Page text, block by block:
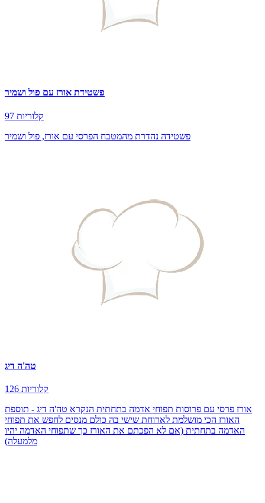
פשטידת אורז עם פול ושמיר
97 קלוריות
פשטידה נהדרת מהמטבח הפרסי עם אורז, פול ושמיר
טה'ה דיג
126 קלוריות
אורז פרסי עם פרוסות תפוחי אדמה בתחתית הנקרא טה'ה דיג - תוספת
האורז הכי מושלמת לארוחת שישי בה כולם מנסים לחפש את תפוחי
האדמה בתחתית (אם לא הפכתם את האורז כך שתפוחי האדמה יהיו
מלמעלה)